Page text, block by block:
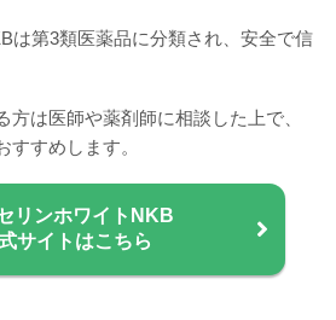
は第3類医薬品に分類され、安全で信
方は医師や薬剤師に相談した上で、
すめします。
リンホワイトNKB
サイトはこちら